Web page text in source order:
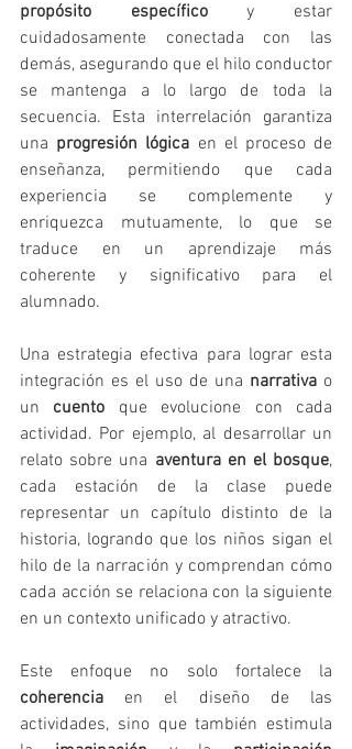
propósito específico y estar
cuidadosamente conectada con las
demás, asegurando que el hilo conductor
se mantenga a lo largo de toda la
secuencia. Esta interrelación garantiza
una progresión lógica en el proceso de
enseñanza, permitiendo que cada
experiencia se complemente y
enriquezca mutuamente, lo que se
traduce en un aprendizaje más
coherente y significativo para el
alumnado.
Una estrategia efectiva para lograr esta
integración es el uso de una narrativa o
un cuento que evolucione con cada
actividad. Por ejemplo, al desarrollar un
relato sobre una aventura en el bosque,
cada estación de la clase puede
representar un capítulo distinto de la
historia, logrando que los niños sigan el
hilo de la narración y comprendan cómo
cada acción se relaciona con la siguiente
en un contexto unificado y atractivo.
coherencia en el diseño de las
actividades, sino que también estimula